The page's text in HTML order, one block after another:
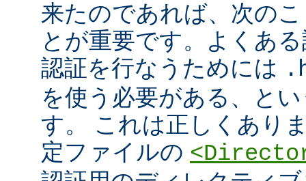
来たのであれば、次の
とが重要です。よくあ
認証を行なうためには
を使う必要がある、と
す。 これは正しくあり
定ファイルの